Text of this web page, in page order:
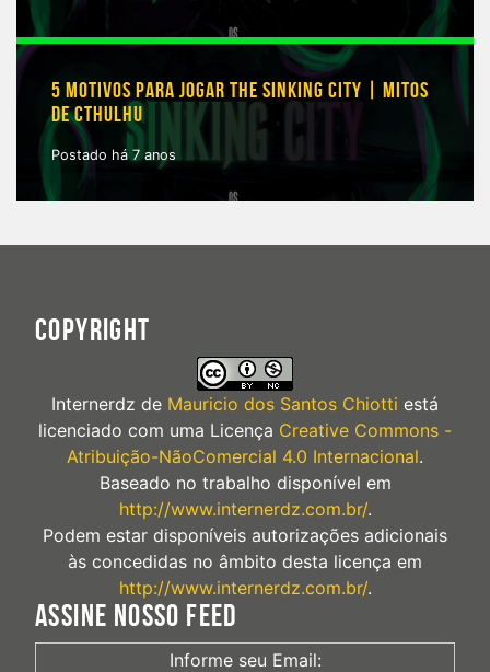
5 MOTIVOS PARA JOGAR THE SINKING CITY | MITOS
DE CTHULHU
Postado há 7 anos
COPYRIGHT
Internerdz de Mauricio dos Santos Chiotti está
licenciado com uma Licença Creative Commons -
Atribuição-NãoComercial 4.0 Internacional.
Baseado no trabalho disponível em
http://www.internerdz.com.br/.
Podem estar disponíveis autorizações adicionais
às concedidas no âmbito desta licença em
http://www.internerdz.com.br/.
ASSINE NOSSO FEED
Informe seu Email: